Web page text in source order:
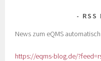
RSS
News zum eQMS
https://eqms-blog.de/